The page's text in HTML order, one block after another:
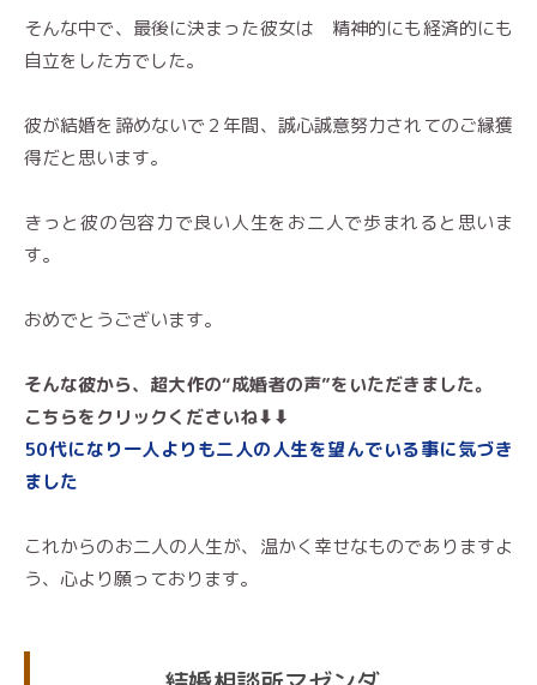
そんな中で、最後に決まった彼女は 精神的にも経済的にも
自立をした方でした。
彼が結婚を諦めないで２年間、誠心誠意努力されてのご縁獲
得だと思います。
きっと彼の包容力で良い人生をお二人で歩まれると思いま
す。
おめでとうございます。
そんな彼から、 超大作の“成婚者の声”をいただきました。
こちらをクリックくださいね⬇︎⬇︎
50代になり一人よりも二人の人生を望んでいる事に気づき
ました
これからのお二人の人生が、温かく幸せなものでありますよ
う、心より願っております。